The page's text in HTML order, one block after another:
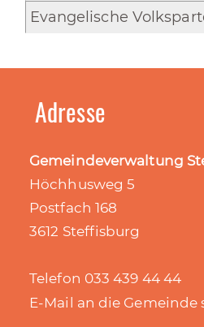
Evangelische
Adresse
Gemeindeverwaltung
Höchhusweg 5
Postfach 168
3612 Steffisburg
Telefon 033 439 44 44
E-Mail an die Gemeinde